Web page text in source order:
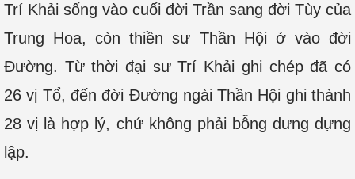
Trí Khải sống vào cuối đời Trần sang đời Tùy của
Trung Hoa, còn thiền sư Thần Hội ở vào đời
Đường. Từ thời đại sư Trí Khải ghi chép đã có
26 vị Tổ, đến đời Đường ngài Thần Hội ghi thành
28 vị là hợp lý, chứ không phải bỗng dưng dựng
lập.